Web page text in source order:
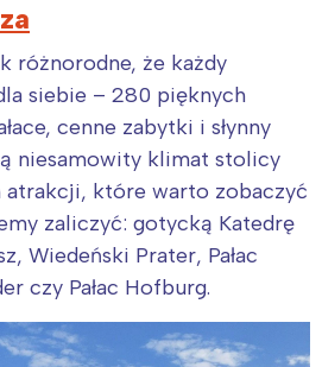
różnorodne, że każdy
siebie – 280 pięknych
cenne zabytki i słynny
niesamowity klimat stolicy
atrakcji, które warto zobaczyć
zaliczyć: gotycką Katedrę
Wiedeński Prater, Pałac
czy Pałac Hofburg.